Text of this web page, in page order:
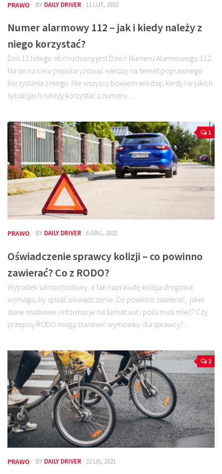
PRAWO · BY DAILY DRIVER · 11 LUT, 2022
Numer alarmowy 112 – jak i kiedy należy z
niego korzystać?
Dziś 11 lutego obchodzony jest Dzień Numeru Alarmowego 112.
Ma on na celu popularyzować wiedzę na temat poprawnego
korzystania z niego. Nie wszyscy bowiem wiedzę, kiedy i w jakich
sytuacjach należy korzystać z numeru...
1
PRAWO · BY DAILY DRIVER · 6 GRU, 2021
Oświadczenie sprawcy kolizji – co powinno
zawierać? Co z RODO?
Wypadek samochodowy, a tak naprawdę kolizja drogowa
wymaga, by spisać oświadczenie. Co powinno zawierać, jakie
dane osobowe i informacje na temat aut i polis musi mieć? Czy
przepisy RODO mogą stanowić wymówkę dla sprawcy?...
2
PRAWO · BY DAILY DRIVER · 22 LIS, 2021